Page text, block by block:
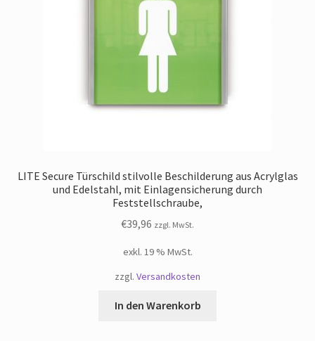
LITE Secure Türschild stilvolle Beschilderung aus Acrylglas
und Edelstahl, mit Einlagensicherung durch
Feststellschraube,
€39,96 zzgl. MwSt.
exkl. 19 % MwSt.
zzgl. Versandkosten
In den Warenkorb